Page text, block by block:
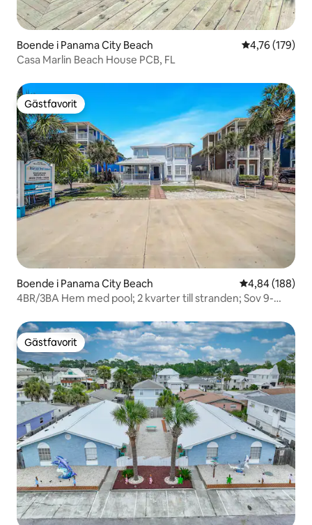
Boende i Panama City Beach 4,76 av 5 i
4,76 (179)
Casa Marlin Beach House PCB, FL
Gästfavorit
Gästfavorit
Boende i Panama City Beach 4,84 av 5 i
4,84 (188)
4BR/3BA Hem med pool; 2 kvarter till stranden; Sov 9-
Gästfavorit
Gästfavorit